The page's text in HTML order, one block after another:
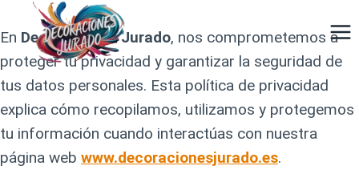
Saltar
al
contenido
En Decoraciones Jurado, nos comprometemos a
proteger tu privacidad y garantizar la seguridad de
tus datos personales. Esta política de privacidad
explica cómo recopilamos, utilizamos y protegemos
tu información cuando interactúas con nuestra
página web www.decoracionesjurado.es.